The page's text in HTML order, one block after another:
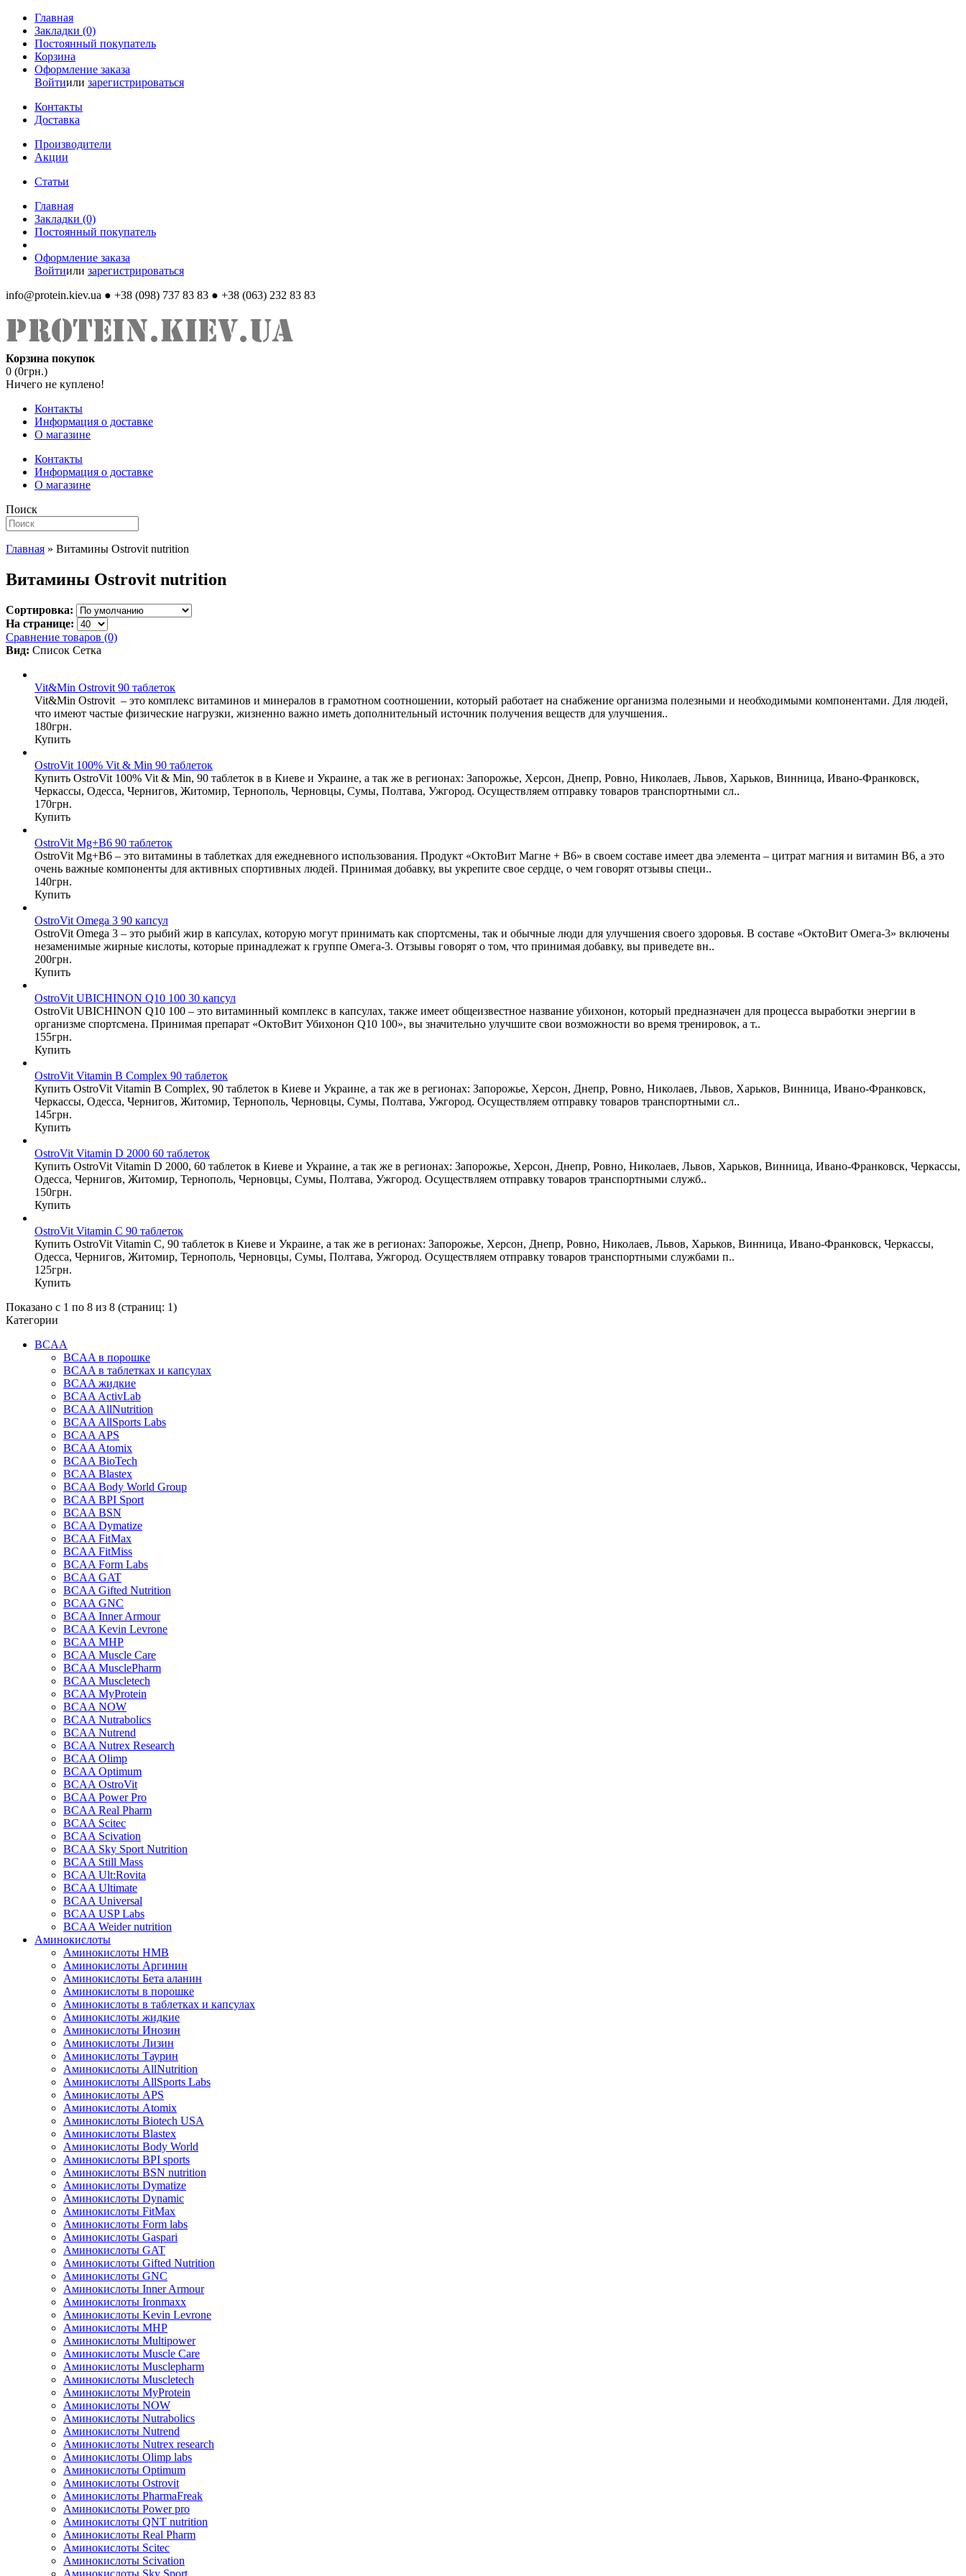
Главная
Закладки (0)
Постоянный покупатель
Корзина
Оформление заказа
Войтиили зарегистрироваться
Контакты
Доставка
Производители
Акции
Статьи
Главная
Закладки (0)
Постоянный покупатель
Оформление заказа
Войтиили зарегистрироваться
info@protein.kiev.ua ● +38 (098) 737 83 83 ● +38 (063) 232 83 83
Корзина покупок
0 (0грн.)
Ничего не куплено!
Контакты
Информация о доставке
О магазине
Контакты
Информация о доставке
О магазине
Поиск
Главная » Витамины Ostrovit nutrition
Витамины Ostrovit nutrition
Сортировка:
На странице:
Сравнение товаров (0)
Вид: Список Сетка
Vit&Min Ostrovit 90 таблеток
Vit&Min Ostrovit – это комплекс витаминов и минералов в грамотном соотношении, который работает на снабжение организма полезными и необходимыми компонентами. Для людей,
что имеют частые физические нагрузки, жизненно важно иметь дополнительный источник получения веществ для улучшения..
180грн.
Купить
OstroVit 100% Vit & Min 90 таблеток
Купить OstroVit 100% Vit & Min, 90 таблеток в в Киеве и Украине, а так же в регионах: Запорожье, Херсон, Днепр, Ровно, Николаев, Львов, Харьков, Винница, Ивано-Франковск,
Черкассы, Одесса, Чернигов, Житомир, Тернополь, Черновцы, Сумы, Полтава, Ужгород. Осуществляем отправку товаров транспортными сл..
170грн.
Купить
OstroVit Mg+B6 90 таблеток
OstroVit Mg+B6 – это витамины в таблетках для ежедневного использования. Продукт «ОктоВит Магне + В6» в своем составе имеет два элемента – цитрат магния и витамин В6, а это
очень важные компоненты для активных спортивных людей. Принимая добавку, вы укрепите свое сердце, о чем говорят отзывы специ..
140грн.
Купить
OstroVit Omega 3 90 капсул
OstroVit Omega 3 – это рыбий жир в капсулах, которую могут принимать как спортсмены, так и обычные люди для улучшения своего здоровья. В составе «ОктоВит Омега-3» включены
незаменимые жирные кислоты, которые принадлежат к группе Омега-3. Отзывы говорят о том, что принимая добавку, вы приведете вн..
200грн.
Купить
OstroVit UBICHINON Q10 100 30 капсул
OstroVit UBICHINON Q10 100 – это витаминный комплекс в капсулах, также имеет общеизвестное название убихонон, который предназначен для процесса выработки энергии в
организме спортсмена. Принимая препарат «ОктоВит Убихонон Q10 100», вы значительно улучшите свои возможности во время тренировок, а т..
155грн.
Купить
OstroVit Vitamin B Complex 90 таблеток
Купить OstroVit Vitamin B Complex, 90 таблеток в Киеве и Украине, а так же в регионах: Запорожье, Херсон, Днепр, Ровно, Николаев, Львов, Харьков, Винница, Ивано-Франковск,
Черкассы, Одесса, Чернигов, Житомир, Тернополь, Черновцы, Сумы, Полтава, Ужгород. Осуществляем отправку товаров транспортными сл..
145грн.
Купить
OstroVit Vitamin D 2000 60 таблеток
Купить OstroVit Vitamin D 2000, 60 таблеток в Киеве и Украине, а так же в регионах: Запорожье, Херсон, Днепр, Ровно, Николаев, Львов, Харьков, Винница, Ивано-Франковск, Черкассы,
Одесса, Чернигов, Житомир, Тернополь, Черновцы, Сумы, Полтава, Ужгород. Осуществляем отправку товаров транспортными служб..
150грн.
Купить
OstroVit Vitamin С 90 таблеток
Купить OstroVit Vitamin С, 90 таблеток в Киеве и Украине, а так же в регионах: Запорожье, Херсон, Днепр, Ровно, Николаев, Львов, Харьков, Винница, Ивано-Франковск, Черкассы,
Одесса, Чернигов, Житомир, Тернополь, Черновцы, Сумы, Полтава, Ужгород. Осуществляем отправку товаров транспортными службами п..
125грн.
Купить
Показано с 1 по 8 из 8 (страниц: 1)
Категории
BCAA
BCAA в порошке
BCAA в таблетках и капсулах
BCAA жидкие
BCAA ActivLab
BCAA AllNutrition
BCAA AllSports Labs
BCAA APS
BCAA Atomix
BCAA BioTech
BCAA Blastex
BCAA Body World Group
BCAA BPI Sport
BCAA BSN
BCAA Dymatize
BCAA FitMax
BCAA FitMiss
BCAA Form Labs
BCAA GAT
BCAA Gifted Nutrition
BCAA GNC
BCAA Inner Armour
BCAA Kevin Levrone
BCAA MHP
BCAA Muscle Care
BCAA MusclePharm
BCAA Muscletech
BCAA MyProtein
BCAA NOW
BCAA Nutrabolics
BCAA Nutrend
BCAA Nutrex Research
BCAA Olimp
BCAA Optimum
BCAA OstroVit
BCAA Power Pro
BCAA Real Pharm
BCAA Scitec
BCAA Scivation
BCAA Sky Sport Nutrition
BCAA Still Mass
BCAA Ult:Rovita
BCAA Ultimate
BCAA Universal
BCAA USP Labs
BCAA Weider nutrition
Аминокислоты
Аминокислоты HMB
Аминокислоты Аргинин
Аминокислоты Бета аланин
Аминокислоты в порошке
Аминокислоты в таблетках и капсулах
Аминокислоты жидкие
Аминокислоты Инозин
Аминокислоты Лизин
Аминокислоты Таурин
Аминокислоты AllNutrition
Аминокислоты AllSports Labs
Аминокислоты APS
Аминокислоты Atomix
Аминокислоты Biotech USA
Аминокислоты Blastex
Аминокислоты Body World
Аминокислоты BPI sports
Аминокислоты BSN nutrition
Аминокислоты Dymatize
Аминокислоты Dynamic
Аминокислоты FitMax
Аминокислоты Form labs
Аминокислоты Gaspari
Аминокислоты GAT
Аминокислоты Gifted Nutrition
Аминокислоты GNC
Аминокислоты Inner Armour
Аминокислоты Ironmaxx
Аминокислоты Kevin Levrone
Аминокислоты MHP
Аминокислоты Multipower
Аминокислоты Muscle Care
Аминокислоты Musclepharm
Аминокислоты Muscletech
Аминокислоты MyProtein
Аминокислоты NOW
Аминокислоты Nutrabolics
Аминокислоты Nutrend
Аминокислоты Nutrex research
Аминокислоты Olimp labs
Аминокислоты Optimum
Аминокислоты Ostrovit
Аминокислоты PharmaFreak
Аминокислоты Power pro
Аминокислоты QNT nutrition
Аминокислоты Real Pharm
Аминокислоты Scitec
Аминокислоты Scivation
Аминокислоты Sky Sport